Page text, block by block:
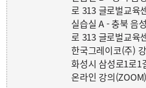
로 313 글로벌교육
실습실 A - 충북 음
로 313 글로벌교육
한국그레이코(주)
화성시 삼성로1로1
온라인 강의